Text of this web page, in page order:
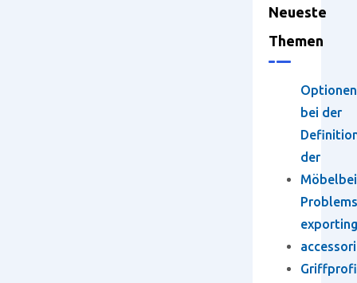
Neueste
Themen
Optionen
bei der
der
Problems
exporting